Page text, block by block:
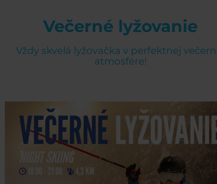
Večerné lyžovanie
Vždy skvelá lyžovačka v perfektnej
atmosfére!